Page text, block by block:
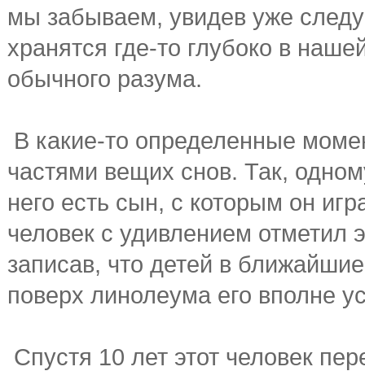
мы забываем, увидев уже
хранятся где-то глубоко в
обычного разума.
В какие-то определенные
частями вещих снов. Так,
него есть сын, с которым он
человек с удивлением отметил
записав, что детей в
поверх линолеума его вполне
Спустя 10 лет этот человек